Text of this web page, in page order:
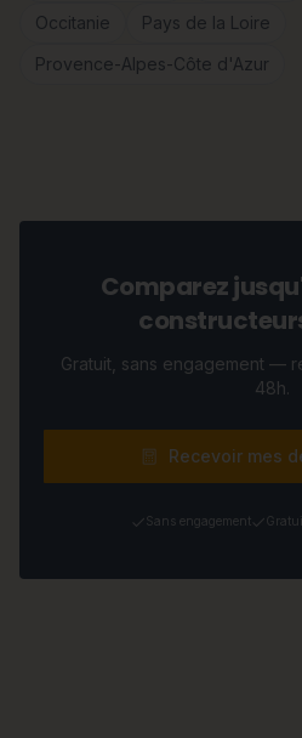
Occitanie
Pays de la Loire
Provence-Alpes-Côte d'Azur
Comparez
Gratuit, sans engagement —
48h.
Recevoir mes
Sans engagement